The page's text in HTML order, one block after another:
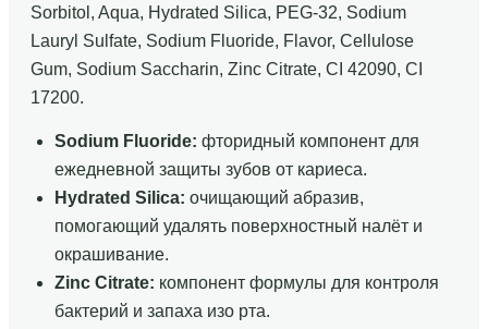
Sorbitol, Aqua, Hydrated Silica, PEG-32, Sodium
Lauryl Sulfate, Sodium Fluoride, Flavor, Cellulose
Gum, Sodium Saccharin, Zinc Citrate, CI 42090, CI
17200.
Sodium Fluoride: фторидный компонент для
ежедневной защиты зубов от кариеса.
Hydrated Silica: очищающий абразив,
помогающий удалять поверхностный налёт и
окрашивание.
Zinc Citrate: компонент формулы для контроля
бактерий и запаха изо рта.